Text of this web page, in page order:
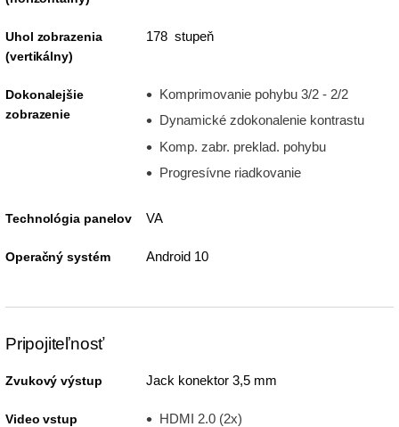
Uhol zobrazenia
(vertikálny)
178 stupeň
Dokonalejšie
zobrazenie
Komprimovanie pohybu 3/2 - 2/2
Dynamické zdokonalenie kontrastu
Komp. zabr. preklad. pohybu
Progresívne riadkovanie
Technológia panelov VA
Operačný systém Android 10
Pripojiteľnosť
Zvukový výstup Jack konektor 3,5 mm
Video vstup
HDMI 2.0 (2x)